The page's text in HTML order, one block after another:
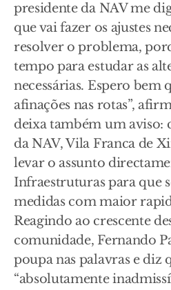
presidente da NAV me
que vai fazer os ajustes
resolver o problema,
tempo para estudar as
necessárias. Espero bem
afinações nas rotas”,
deixa também um aviso:
da NAV, Vila Franca de
levar o assunto
Infraestruturas para que
medidas com maior
Reagindo ao crescente
comunidade, Fernando
poupa nas palavras e diz
“absolutamente